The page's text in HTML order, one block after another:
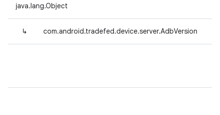
java.lang.Object
↳ com.android.tradefed.device.server.AdbVersion